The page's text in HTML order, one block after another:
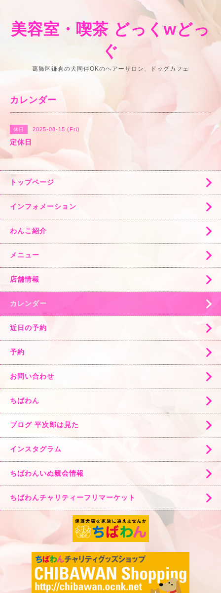
美容室・喫茶 どっくwどっ
ぐ
葛飾区鎌倉の犬同伴OKのヘアーサロン、ドッグカフェ
カレンダー
休日 2025-08-15 (Fri)
定休日
トップページ
インフォメーション
わんこ紹介
メニュー
店舗情報
カレンダー
近日の予約
予約
お問い合わせ
ちばわん
ブログ 平次郎は見た
インスタグラム
ちばわんいぬ親会情報
ちばわんチャリティーフリマーケット